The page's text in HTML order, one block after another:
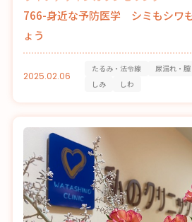
766-身近な予防医学 シミもシワ
ょう
2025.02.06
たるみ・法令線
尿漏れ・
しみ
しわ